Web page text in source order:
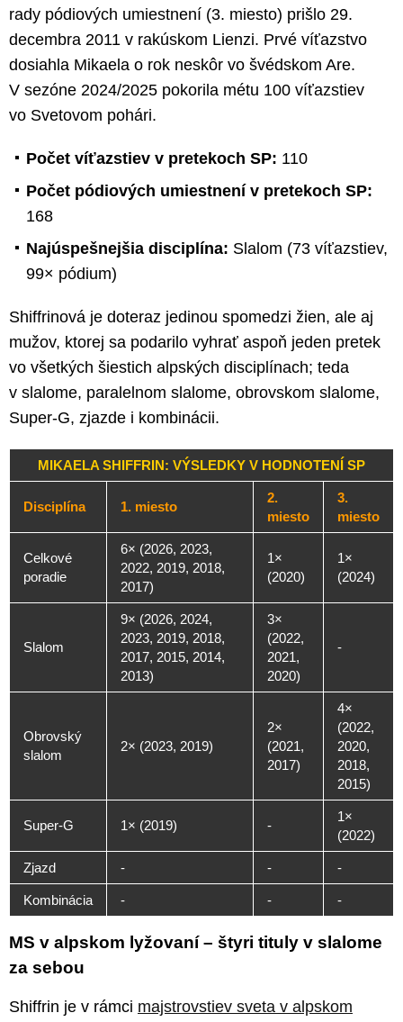
rady pódiových umiestnení (3. miesto) prišlo 29.
decembra 2011 v rakúskom Lienzi. Prvé víťazstvo
dosiahla Mikaela o rok neskôr vo švédskom Are.
V sezóne 2024/2025 pokorila métu 100 víťazstiev
vo Svetovom pohári.
Počet víťazstiev v pretekoch SP: 110
Počet pódiových umiestnení v pretekoch SP:
168
Najúspešnejšia disciplína: Slalom (73 víťazstiev,
99× pódium)
Shiffrinová je doteraz jedinou spomedzi žien, ale aj
mužov, ktorej sa podarilo vyhrať aspoň jeden pretek
vo všetkých šiestich alpských disciplínach; teda
v slalome, paralelnom slalome, obrovskom slalome,
Super-G, zjazde i kombinácii.
MIKAELA SHIFFRIN: VÝSLEDKY V HODNOTENÍ SP
Disciplína 1. miesto
2.
miesto
3.
miesto
Celkové
poradie
6× (2026, 2023,
2022, 2019, 2018,
2017)
1×
(2020)
1×
(2024)
Slalom
9× (2026, 2024,
2023, 2019, 2018,
2017, 2015, 2014,
2013)
3×
(2022,
2021,
2020)
-
Obrovský
slalom
2× (2023, 2019)
2×
(2021,
2017)
4×
(2022,
2020,
2018,
2015)
Super-G 1× (2019) -
1×
(2022)
Zjazd - - -
Kombinácia - - -
MS v alpskom lyžovaní – štyri tituly v slalome
za sebou
Shiffrin je v rámci majstrovstiev sveta v alpskom